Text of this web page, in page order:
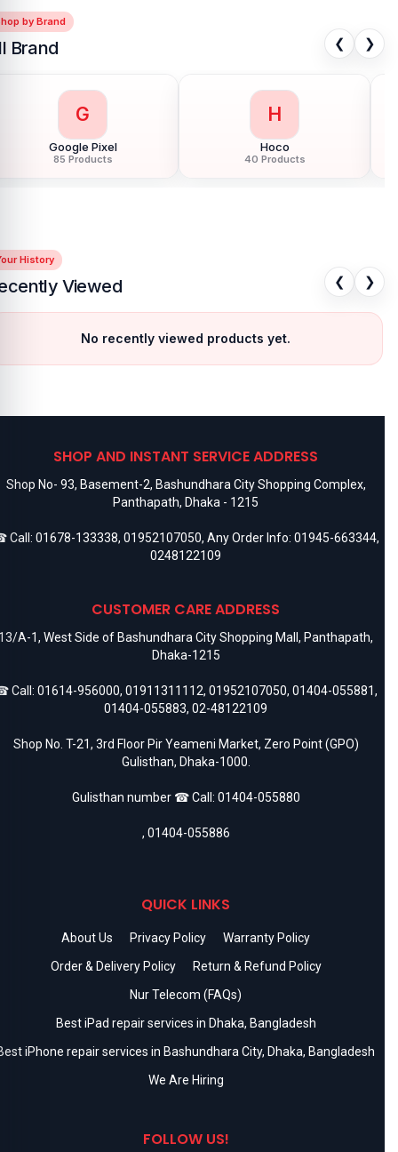
by Brand
Brand ❮ ❯
G
Google Pixel
85 Products
H
Hoco
40 Products
History
Viewed ❮ ❯
No recently viewed products yet.
SHOP AND INSTANT SERVICE ADDRESS
Shop No- 93, Basement-2, Bashundhara City Shopping Complex,
Panthapath, Dhaka - 1215
Call: 01678-133338, 01952107050, Any Order Info: 01945-663344,
0248122109
CUSTOMER CARE ADDRESS
A-1, West Side of Bashundhara City Shopping Mall, Panthapath,
Dhaka-1215
Call: 01614-956000, 01911311112, 01952107050, 01404-055881,
01404-055883, 02-48122109
Shop No. T-21, 3rd Floor Pir Yeameni Market, Zero Point (GPO)
Gulisthan, Dhaka-1000.
Gulisthan number ☎ Call: 01404-055880
, 01404-055886
QUICK LINKS
About Us Privacy Policy
Warranty Policy
Order & Delivery Policy
Return & Refund Policy
Nur Telecom (FAQs)
Best iPad repair services in Dhaka, Bangladesh
iPhone repair services in Bashundhara City, Dhaka, Bangladesh
We Are Hiring
FOLLOW US!